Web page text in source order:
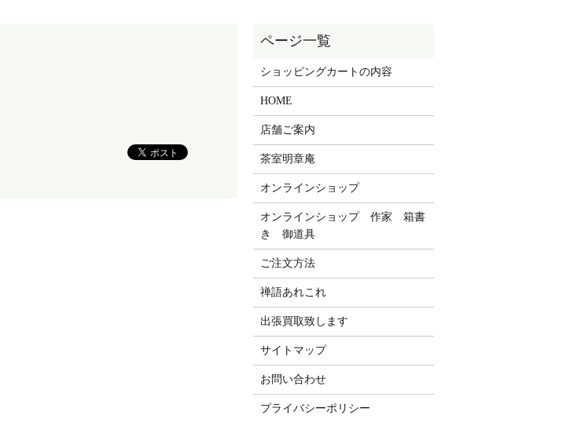
ショッピングカートの内容
HOME
店舗ご案内
茶室明章庵
オンラインショップ
オンラインショップ 作家 箱書
き 御道具
ご注文方法
禅語あれこれ
出張買取致します
サイトマップ
お問い合わせ
プライバシーポリシー